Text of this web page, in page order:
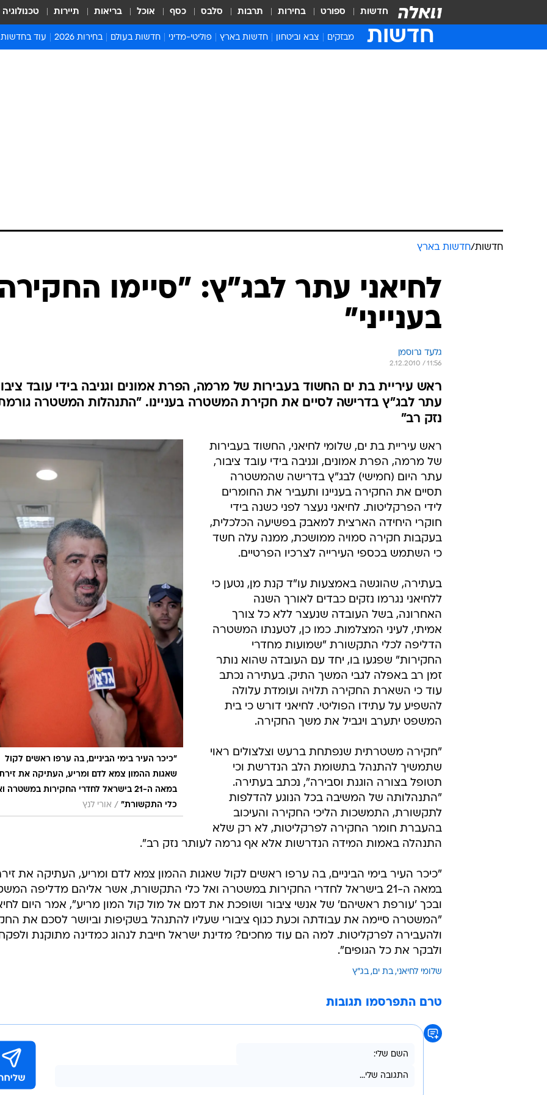
חדשות ספורט בחירות תרבות סלבס כסף אוכל בריאות תיירות טכנולוגיה
חדשות מבזקים צבא וביטחון חדשות בארץ פוליטי-מדיני חדשות בעולם בחירות 2026 עוד בחדשות
המייל האדום
חדשות/חדשות בארץ
לחיאני עתר לבג"ץ: "סיימו
בענייני"
גלעד גרוסמן
2.12.2010 / 11:56
ראש עיריית בת ים החשוד בעבירות של מרמה, הפרת אמונים וגניבה בידי עובד
עתר לבג"ץ בדרישה לסיים את חקירת המשטרה בעניינו. "התנהלות המשטרה
נזק רב"
"כיכר העיר בימי הביניים, בה ערפו ראשים לקול
שאגות ההמון צמא לדם ומריע, העתיקה את
במאה ה-21 בישראל לחדרי החקירות במשטרה
כלי התקשורת" / אורי לנץ
ראש עיריית בת ים, שלומי לחיאני, החשוד בעבירות
של מרמה, הפרת אמונים, וגניבה בידי עובד ציבור,
עתר היום (חמישי) לבג"ץ בדרישה שהמשטרה
תסיים את החקירה בעניינו ותעביר את החומרים
לידי הפרקליטות. לחיאני נעצר לפני כשנה בידי
חוקרי היחידה הארצית למאבק בפשיעה הכלכלית,
בעקבות חקירה סמויה ממושכת, ממנה עלה חשד
כי השתמש בכספי העירייה לצרכיו הפרטיים.
בעתירה, שהוגשה באמצעות עו"ד קנת מן, נטען כי
ללחיאני נגרמו נזקים כבדים לאורך השנה
האחרונה, בשל העובדה שנעצר ללא כל צורך
אמיתי, לעיני המצלמות. כמו כן, לטענתו המשטרה
הדליפה לכלי התקשורת "שמועות מחדרי
החקירות" שפגעו בו, יחד עם העובדה שהוא נותר
זמן רב באפלה לגבי המשך התיק. בעתירה נכתב
עוד כי השארת החקירה תלויה ועומדת עלולה
להשפיע על עתידו הפוליטי. לחיאני דורש כי בית
המשפט יתערב ויגביל את משך החקירה.
"חקירה משטרתית שנפתחת ברעש וצלצולים ראוי
שתמשיך להתנהל בתשומת הלב הנדרשת וכי
תטופל בצורה הוגנת וסבירה", נכתב בעתירה.
"התנהלותה של המשיבה בכל הנוגע להדלפות
לתקשורת, התמשכות הליכי החקירה והעיכוב
בהעברת חומר החקירה לפרקליטות, לא רק שלא
התנהלה באמות המידה הנדרשות אלא אף גרמה לעותר נזק רב".
"כיכר העיר בימי הביניים, בה ערפו ראשים לקול שאגות ההמון צמא לדם ומריע, העתיקה את
במאה ה-21 בישראל לחדרי החקירות במשטרה ואל כלי התקשורת, אשר אליהם מדליפה
ובכך 'עורפת ראשיהם' של אנשי ציבור ושופכת את דמם אל מול קול המון מריע", אמר היום
"המשטרה סיימה את עבודתה וכעת כגוף ציבורי שעליו להתנהל בשקיפות וביושר לסכם את
ולהעבירה לפרקליטות. למה הם עוד מחכים? מדינת ישראל חייבת לנהוג כמדינה מתוקנת
ולבקר את כל הגופים".
שלומי לחיאני בת ים בג"ץ
טרם התפרסמו תגובות